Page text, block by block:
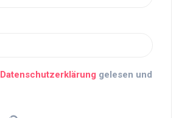
Datenschutzerklärung gelesen und